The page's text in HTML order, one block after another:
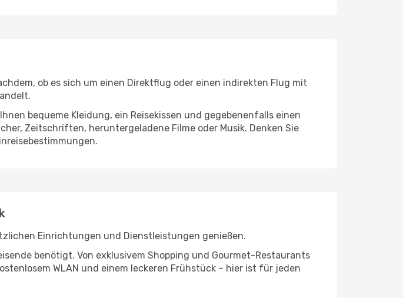
ob es sich um einen Direktflug oder einen indirekten Flug mit
bequeme Kleidung, ein Reisekissen und gegebenenfalls einen
Zeitschriften, heruntergeladene Filme oder Musik. Denken Sie
Einrichtungen und Dienstleistungen genießen.
benötigt. Von exklusivem Shopping und Gourmet-Restaurants
WLAN und einem leckeren Frühstück – hier ist für jeden